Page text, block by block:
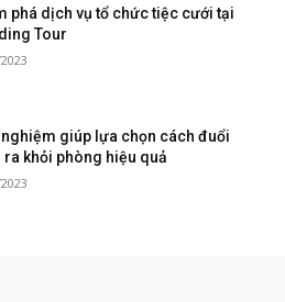
phá dịch vụ tổ chức tiệc cưới tại
Tour
nghiệm giúp lựa chọn cách đuổi
ra khỏi phòng hiệu quả